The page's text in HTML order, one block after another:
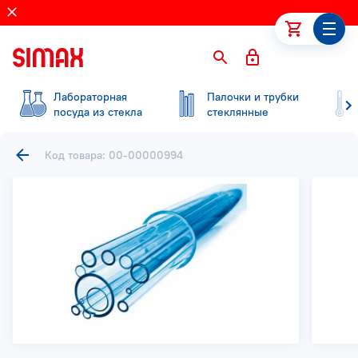
Лабораторная
посуда из стекла
Палочки и трубки
стеклянные
Код товара: 00-00000994